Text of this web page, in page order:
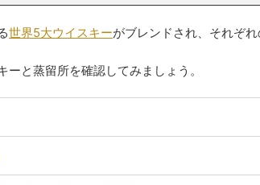
世界5大ウイスキーがブレンドされ、それぞ
と蒸留所を確認してみましょう。